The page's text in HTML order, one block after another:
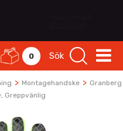
0 Sök
> Montagehandske > Granberg
Greppvänlig